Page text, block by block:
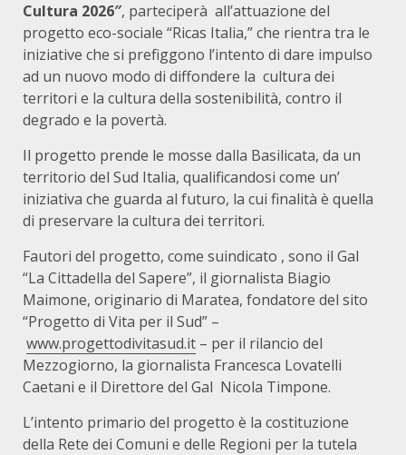
Cultura 2026″, parteciperà all’attuazione del
progetto eco-sociale “Ricas Italia,” che rientra tra le
iniziative che si prefiggono l’intento di dare impulso
ad un nuovo modo di diffondere la cultura dei
territori e la cultura della sostenibilità, contro il
degrado e la povertà.
Il progetto prende le mosse dalla Basilicata, da un
territorio del Sud Italia, qualificandosi come un’
iniziativa che guarda al futuro, la cui finalità è quella
di preservare la cultura dei territori.
Fautori del progetto, come suindicato , sono il Gal
“La Cittadella del Sapere”, il giornalista Biagio
Maimone, originario di Maratea, fondatore del sito
“Progetto di Vita per il Sud” –
www.progettodivitasud.it – per il rilancio del
Mezzogiorno, la giornalista Francesca Lovatelli
Caetani e il Direttore del Gal Nicola Timpone.
L’intento primario del progetto è la costituzione
della Rete dei Comuni e delle Regioni per la tutela